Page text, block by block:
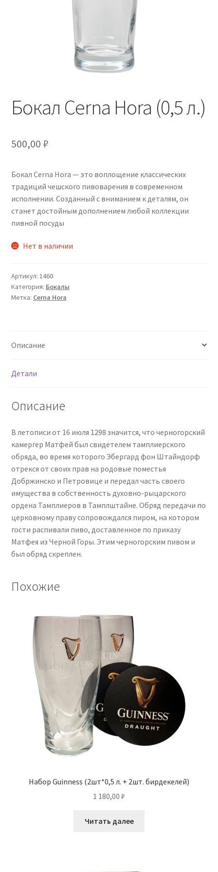
Бокал Cerna Hora (0,5 л.)
500,00 ₽
Бокал Cerna Hora — это воплощение классических
традиций чешского пивоварения в современном
исполнении. Созданный с вниманием к деталям, он
станет достойным дополнением любой коллекции
пивной посуды
Нет в наличии
Артикул: 1460
Категория: Бокалы
Метка: Cerna Hora
Описание
Детали
Описание
В летописи от 16 июля 1298 значится, что черногорский
камергер Матфей был свидетелем тамплиерского
обряда, во время которого Эбергард фон Штайндорф
отрекся от своих прав на родовые поместья
Добржинско и Петровице и передал часть своего
имущества в собственность духовно-рыцарского
ордена Тамплиеров в Тамплштайне. Обряд передачи по
церковному праву сопровождался пиром, на котором
гости распивали пиво, доставленное по приказу
Матфея из Черной Горы. Этим черногорским пивом и
был обряд скреплен.
Похожие
Набор Guinness (2шт*0,5 л. + 2шт. бирдекелей)
1 180,00 ₽
Читать далее